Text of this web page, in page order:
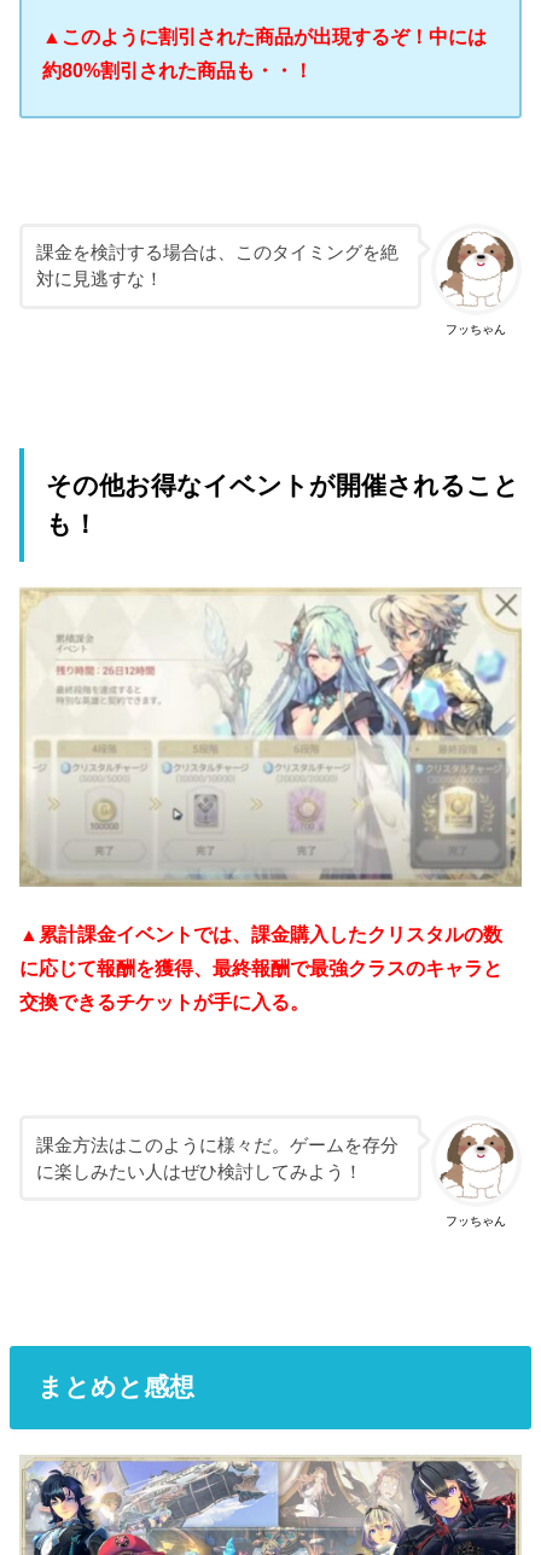
▲このように割引された商品が出現するぞ！中には
約80%割引された商品も・・！
フッちゃん
課金を検討する場合は、このタイミングを絶
対に見逃すな！
その他お得なイベントが開催されること
も！
▲累計課金イベントでは、課金購入したクリスタルの数
に応じて報酬を獲得、最終報酬で最強クラスのキャラと
交換できるチケットが手に入る。
フッちゃん
課金方法はこのように様々だ。ゲームを存分
に楽しみたい人はぜひ検討してみよう！
まとめと感想